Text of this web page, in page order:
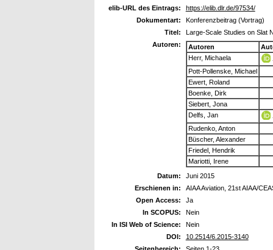
elib-URL des Eintrags:
https://elib.dlr.de/97534/
Dokumentart:
Konferenzbeitrag (Vortrag)
Titel:
Large-Scale Studies on Slat
Autoren:
Autoren
Herr, Michaela
Pott-Pollenske, Michael
Ewert, Roland
Boenke, Dirk
Siebert, Jona
Delfs, Jan
Rudenko, Anton
Büscher, Alexander
Friedel, Hendrik
Mariotti, Irene
Datum:
Juni 2015
Erschienen in:
AIAA Aviation, 21st AIAA/
Open Access:
Ja
In SCOPUS:
Nein
In ISI Web of Science:
Nein
DOI:
10.2514/6.2015-3140